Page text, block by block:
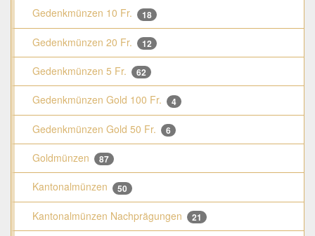
Gedenkmünzen 10 Fr. 18
Gedenkmünzen 20 Fr. 12
Gedenkmünzen 5 Fr. 62
Gedenkmünzen Gold 100 Fr. 4
Gedenkmünzen Gold 50 Fr. 6
Goldmünzen 87
Kantonalmünzen 50
Kantonalmünzen Nachprägungen 21